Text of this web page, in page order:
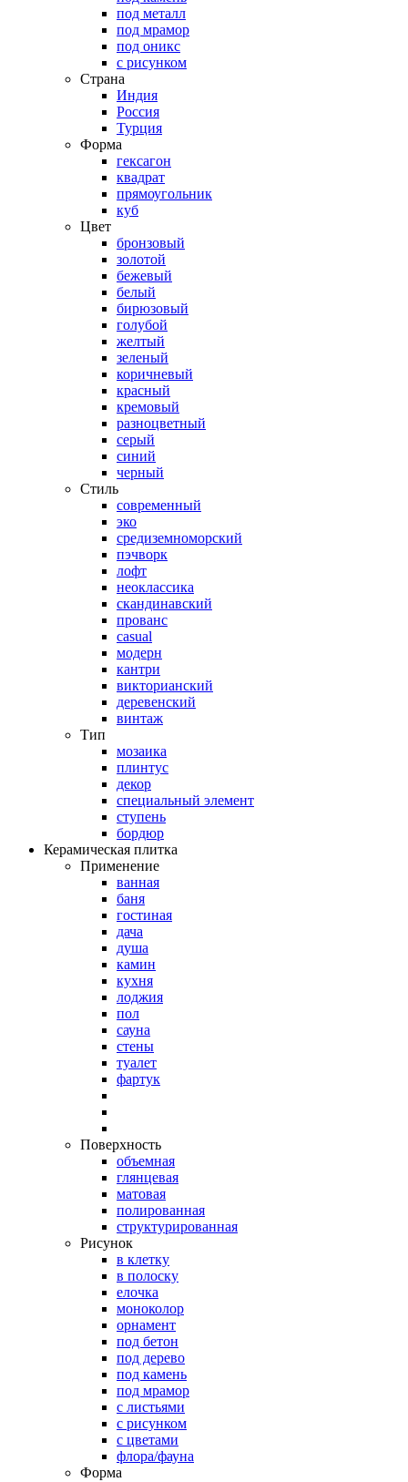
под металл
под мрамор
под оникс
с рисунком
Страна
Индия
Россия
Турция
Форма
гексагон
квадрат
прямоугольник
куб
Цвет
бронзовый
золотой
бежевый
белый
бирюзовый
голубой
желтый
зеленый
коричневый
красный
кремовый
разноцветный
серый
синий
черный
Стиль
современный
эко
средиземноморский
пэчворк
лофт
неоклассика
скандинавский
прованс
casual
модерн
кантри
викторианский
деревенский
винтаж
Тип
мозаика
плинтус
декор
специальный элемент
ступень
бордюр
Керамическая плитка
Применение
ванная
баня
гостиная
дача
душа
камин
кухня
лоджия
пол
сауна
стены
туалет
фартук
Поверхность
объемная
глянцевая
матовая
полированная
структурированная
Рисунок
в клетку
в полоску
елочка
моноколор
орнамент
под бетон
под дерево
под камень
под мрамор
с листьями
с рисунком
с цветами
флора/фауна
Форма